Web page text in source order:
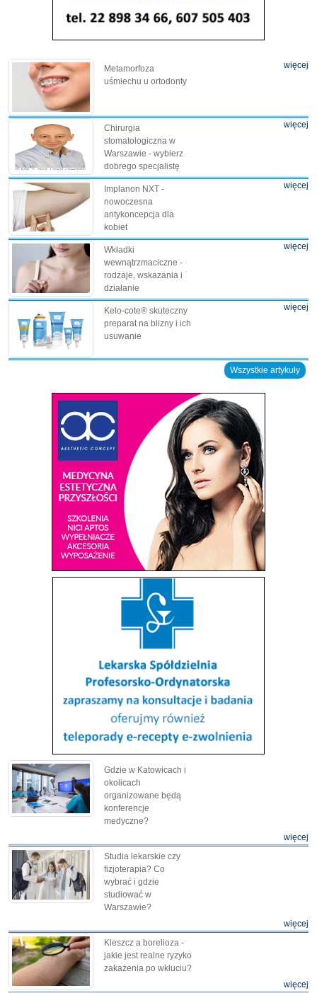
Metamorfoza
uśmiechu u ortodonty
więcej
Chirurgia
stomatologiczna w
Warszawie - wybierz
dobrego specjalistę
więcej
Implanon NXT -
nowoczesna
antykoncepcja dla
kobiet
więcej
Wkładki
wewnątrzmaciczne -
rodzaje, wskazania i
działanie
więcej
Kelo-cote® skuteczny
preparat na blizny i ich
usuwanie
więcej
Wszystkie artykuły
Gdzie w Katowicach i
okolicach
organizowane będą
konferencje
medyczne?
więcej
Studia lekarskie czy
fizjoterapia? Co
wybrać i gdzie
studiować w
Warszawie?
więcej
Kleszcz a borelioza -
jakie jest realne ryzyko
zakażenia po wkłuciu?
więcej